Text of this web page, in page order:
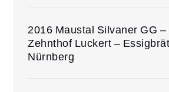
2016 Maustal Silvaner GG
Zehnthof Luckert –
Nürnberg